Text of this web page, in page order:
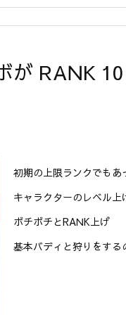
が RANK 10
初期の上限ランクでも
キャラクターのレベル上
ボチボチとRANK上げ
基本バディと狩りをする